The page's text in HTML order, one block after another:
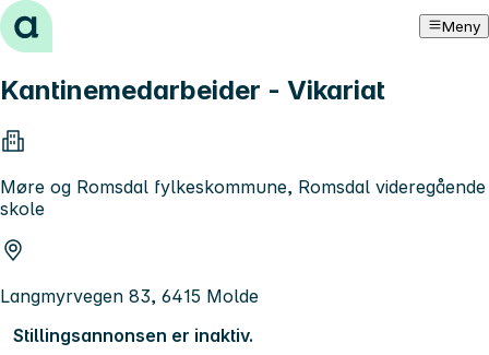
Hopp til innhold Meny
Kantinemedarbeider - Vikariat
Møre og Romsdal fylkeskommune, Romsdal videregående
skole
Langmyrvegen 83, 6415 Molde
Stillingsannonsen er inaktiv.